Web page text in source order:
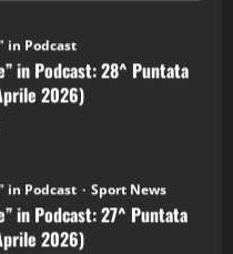
in Podcast
in Podcast: 28^ Puntata
2026)
in Podcast Sport News
in Podcast: 27^ Puntata
2026)